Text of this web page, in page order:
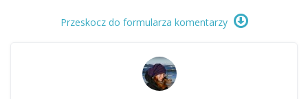
Przeskocz do formularza komentarzy